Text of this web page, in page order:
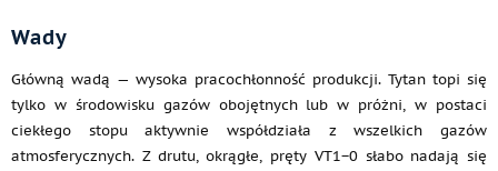
Wady
Główną wadą — wysoka pracochłonność produkcji. Tytan topi się
tylko w środowisku gazów obojętnych lub w próżni, w postaci
ciekłego stopu aktywnie współdziała z wszelkich gazów
atmosferycznych. Z drutu, okrągłe, pręty VT1−0 słabo nadają się